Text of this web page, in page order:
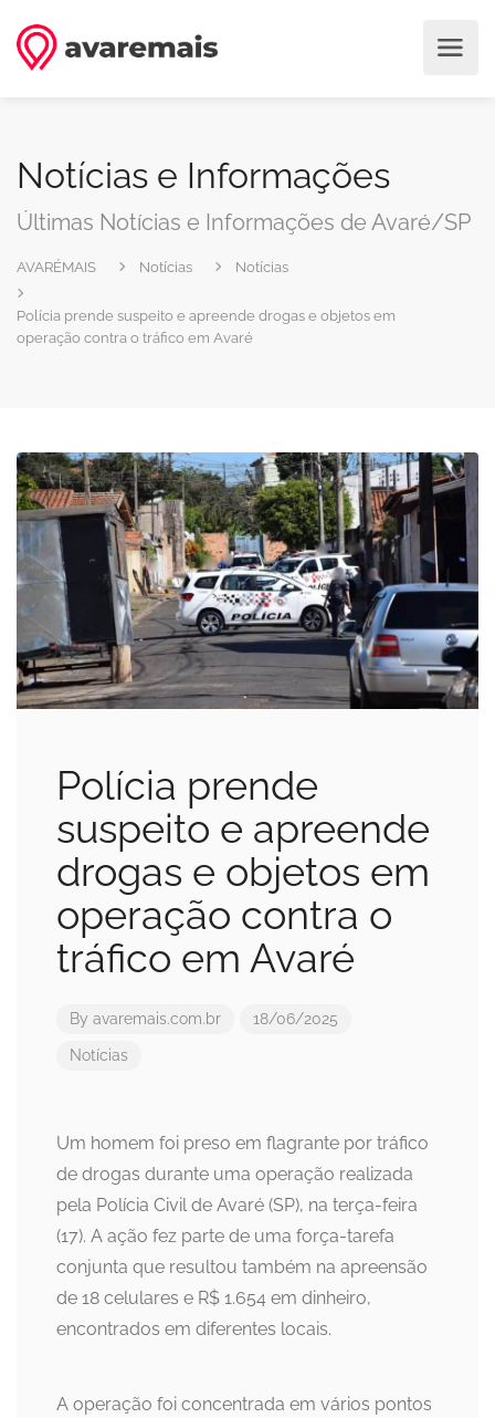
Notícias e Informações
Últimas Notícias e Informações de Avaré/SP
AVARÉMAIS Notícias Notícias
Polícia prende suspeito e apreende drogas e objetos em
operação contra o tráfico em Avaré
Polícia prende
suspeito e apreende
drogas e objetos em
operação contra o
tráfico em Avaré
By avaremais.com.br 18/06/2025
Notícias
Um homem foi preso em flagrante por tráfico
de drogas durante uma operação realizada
pela Polícia Civil de Avaré (SP), na terça-feira
(17). A ação fez parte de uma força-tarefa
conjunta que resultou também na apreensão
de 18 celulares e R$ 1.654 em dinheiro,
encontrados em diferentes locais.
A operação foi concentrada em vários pontos